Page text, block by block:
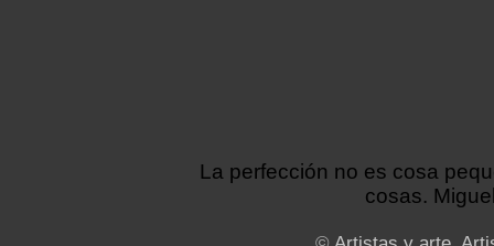
La perfección no es cosa
cosas.